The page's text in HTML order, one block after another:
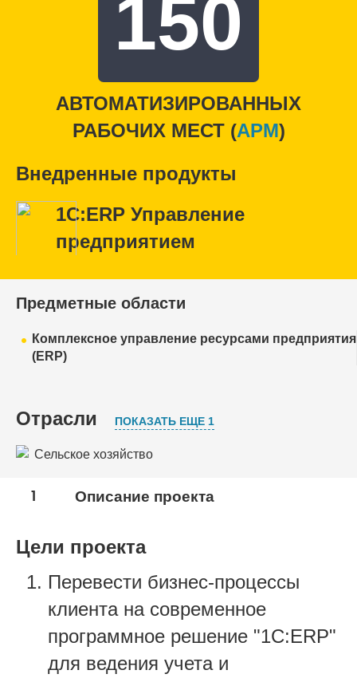
150
АВТОМАТИЗИРОВАННЫХ
РАБОЧИХ МЕСТ (APM)
Внедренные продукты
1С:ERP Управление
предприятием
Предметные области
Комплексное управление ресурсами предприятия
(ERP)
Отрасли ПОКАЗАТЬ ЕЩЕ 1
Сельское хозяйство
Торговля
1 Описание проекта
Цели проекта
Перевести бизнес-процессы
клиента на современное
программное решение "1С:ERP"
для ведения учета и